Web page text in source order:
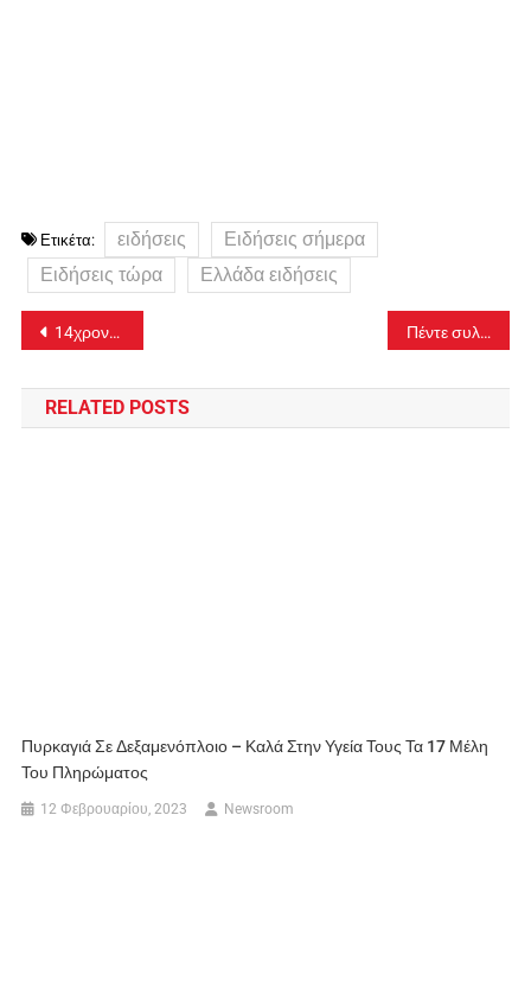
Ετικέτα: ειδήσεις
Ειδήσεις σήμερα
Ειδήσεις τώρα
Ελλάδα ειδήσεις
άρθρων
14χρονη κατήγγειλε τον βιασμό της επί επτά χρόνια από τον πατριό της Πέντε συλλήψεις στην Δυτική Ελλάδα για ενδοοικογενειακή βία
RELATED POSTS
Πυρκαγιά Σε Δεξαμενόπλοιο – Καλά Στην Υγεία Τους Τα 17 Μέλη
Του Πληρώματος
12 Φεβρουαρίου, 2023 Newsroom